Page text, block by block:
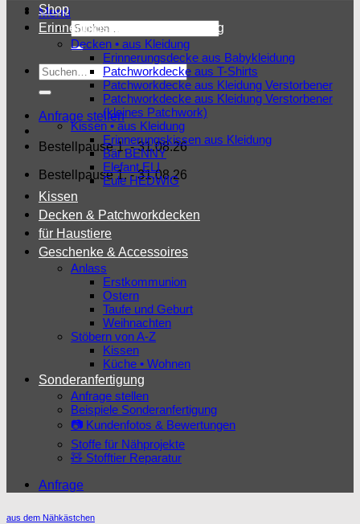
Menü
Suchen
nach:
Suchen
nach:
Anfrage stellen
Bestellpause 1. - 31.08.26
Bestellpause 1. - 31.08.26
Shop
Erinnerungsstücke aus Kleidung
Decken • aus Kleidung
Erinnerungsdecke aus Babykleidung
Patchworkdecke aus T-Shirts
Patchworkdecke aus Kleidung Verstorbener
Patchworkdecke aus Kleidung Verstorbener
(kleines Patchwork)
Kissen • aus Kleidung
Erinnerungskissen aus Kleidung
Bär BENNY
Elefant ELI
Eule HEDWIG
Kissen
Decken & Patchworkdecken
für Haustiere
Geschenke & Accessoires
Anlass
Erstkommunion
Ostern
Taufe und Geburt
Weihnachten
Stöbern von A-Z
Kissen
Küche • Wohnen
Sonderanfertigung
Anfrage stellen
Beispiele Sonderanfertigung
📷 Kundenfotos & Bewertungen
Stoffe für Nähprojekte
🧸 Stofftier Reparatur
Anfrage
aus dem Nähkästchen